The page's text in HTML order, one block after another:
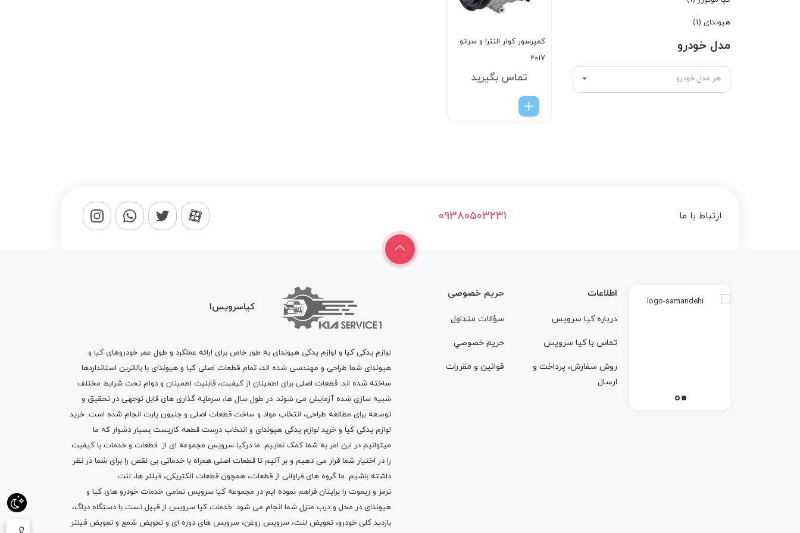
هیوندای (1)
مدل خودرو
هر مدل خودرو
کمپرسور کولر النترا و سراتو
2017
تماس بگیرید
ارتباط با ما 09380503231
اطلاعات
درباره کيا سرويس
تماس با کيا سرويس
روش سفارش، پرداخت و
ارسال
حریم خصوصی
سؤالات متداول
حريم خصوصي
قوانين و مقررات
کیاسرویس1
لوازم یدکی کیا و لوازم یدکی هیوندای به طور خاص برای ارائه عملکرد و طول عمر خودروهای کیا و
هیوندای شما طراحی و مهندسی شده اند، تمام قطعات اصلی کیا و هیوندای با بالاترین استانداردها
ساخته شده اند. قطعات اصلی برای اطمینان از کیفیت، قابلیت اطمینان و دوام تحت شرایط مختلف
شبیه سازی شده آزمایش می شوند. در طول سال ها، سرمایه گذاری های قابل توجهی در تحقیق و
توسعه برای مطالعه طراحی، انتخاب مواد و ساخت قطعات اصلی و جنیون پارت انجام شده است. خرید
لوازم یدکی کیا و خرید لوازم یدکی هیوندای و انتخاب درست قطعه کاریست بسیار دشوار که ما
میتوانیم در این امر به شما کمک نماییم. ما درکیا سرویس مجموعه ای از قطعات و خدمات با کیفیت
را در اختیار شما قرار می دهیم و بر آنیم تا قطعات اصلی همراه با خدماتی بی نقص را برای شما در نظر
داشته باشیم. ما گروه های فراوانی از قطعات، همچون قطعات الکتریکی، فیلتر ها، لنت
ترمز و ریموت را برایتان فراهم نموده ایم در مجموعه کیا سرویس تمامی خدمات خودرو های کیا و
هیوندای در محل و درب منزل شما انجام می شود. خدمات کیا سرویس از قبیل تست با دستگاه دیاگ،
بازدید کلی خودرو، تعویض لنت، سرویس روغن، سرویس های دوره ای و تعویض شمع و تعویض فیلتر